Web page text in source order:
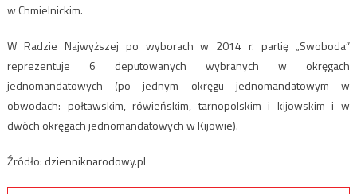
w Chmielnickim.
W Radzie Najwyższej po wyborach w 2014 r. partię „Swoboda”
reprezentuje 6 deputowanych wybranych w okręgach
jednomandatowych (po jednym okręgu jednomandatowym w
obwodach: połtawskim, rówieńskim, tarnopolskim i kijowskim i w
dwóch okręgach jednomandatowych w Kijowie).
Źródło: dzienniknarodowy.pl